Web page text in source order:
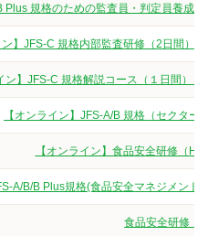
Plus 規格のための監査員・判定員養
ン】JFS-C 規格内部監査研修（2日間）
ン】JFS-C 規格解説コース（１日間）
【オンライン】JFS-A/B 規格（セクタ
【オンライン】食品安全研修（
A/B/B Plus規格(食品安全マネジメント
食品安全研修（